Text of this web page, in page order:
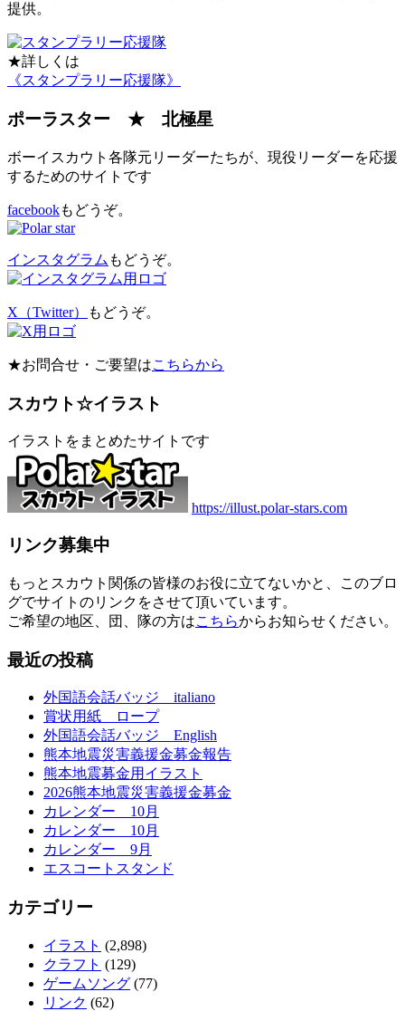
提供。
★詳しくは
《スタンプラリー応援隊》
ポーラスター ★ 北極星
ボーイスカウト各隊元リーダーたちが、現役リーダーを応援
するためのサイトです
facebookもどうぞ。
インスタグラム もどうぞ。
X（Twitter） もどうぞ。
★お問合せ・ご要望はこちらから
スカウト☆イラスト
イラストをまとめたサイトです
https://illust.polar-stars.com
リンク募集中
もっとスカウト関係の皆様のお役に立てないかと、このブロ
グでサイトのリンクをさせて頂いています。
ご希望の地区、団、隊の方はこちらからお知らせください。
最近の投稿
外国語会話バッジ italiano
賞状用紙 ロープ
外国語会話バッジ English
熊本地震災害義援金募金報告
熊本地震募金用イラスト
2026熊本地震災害義援金募金
カレンダー 10月
カレンダー 10月
カレンダー 9月
エスコートスタンド
カテゴリー
イラスト (2,898)
クラフト (129)
ゲームソング (77)
リンク (62)